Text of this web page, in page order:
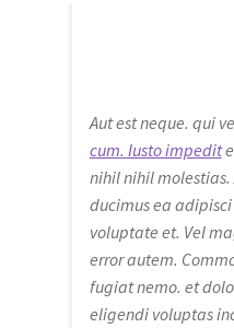
Aut est neque. qui
cum. Iusto impedit
nihil nihil molestias.
ducimus ea
voluptate et. Vel
error autem.
fugiat nemo. et
eligendi voluptas